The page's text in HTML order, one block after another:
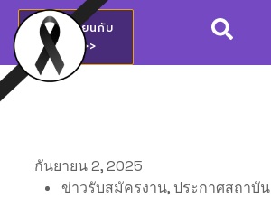
สมัครเรียนกับ
วชช.>>
กันยายน 2, 2025
ข่าวรับสมัครงาน, ประกาศสถาบัน